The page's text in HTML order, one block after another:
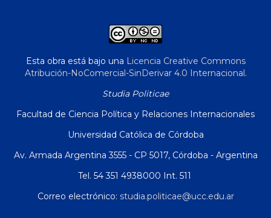
Esta obra está bajo una Licencia Creative Commons
Atribución-NoComercial-SinDerivar 4.0 Internacional.
Studia Politicae
Facultad de Ciencia Política y Relaciones Internacionales
Universidad Católica de Córdoba
Av. Armada Argentina 3555 - CP 5017, Córdoba - Argentina
Tel. 54 351 4938000 Int. 511
Correo electrónico: studia.politicae@ucc.edu.ar